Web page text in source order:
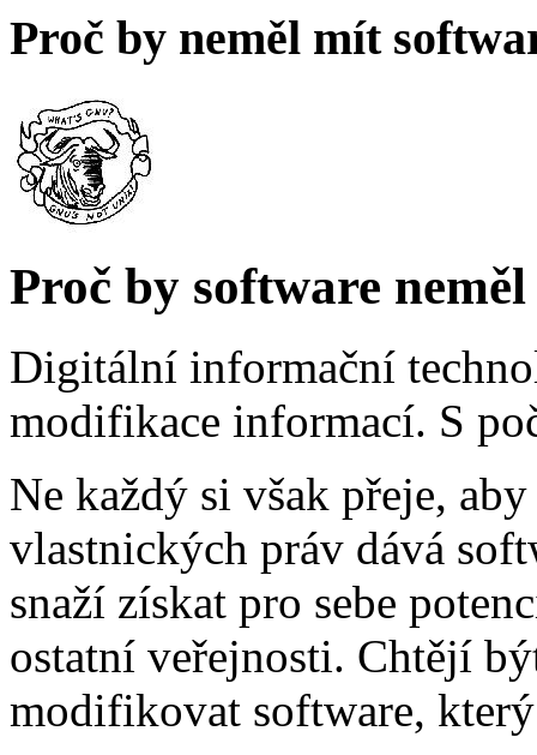
Proč by neměl mít
Proč by software
Digitální informační
modifikace informací. S
Ne každý si však přeje,
vlastnických práv dává
snaží získat pro sebe
ostatní veřejnosti. Chtějí
modifikovat software,